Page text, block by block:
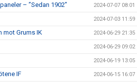
– ”Sedan 1902” 2024-07-07 08:01
2024-07-03 11:59
mot Grums IK 2024-06-29 21:35
2024-06-29 09:02
2024-06-19 13:05
IF 2024-06-15 16:07